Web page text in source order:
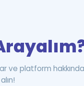
ve platform